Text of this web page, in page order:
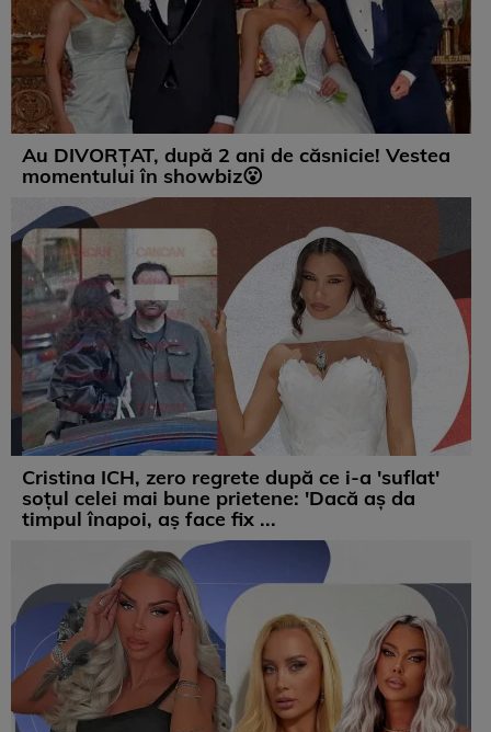
Au DIVORȚAT, după 2 ani de căsnicie! Vestea
momentului în showbiz😮
Cristina ICH, zero regrete după ce i-a 'suflat'
soțul celei mai bune prietene: 'Dacă aș da
timpul înapoi, aș face fix ...